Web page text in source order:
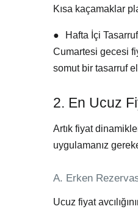
Kısa kaçamaklar
● Hafta İçi
Cumartesi gecesi
somut bir tasarruf
2. En Ucuz
Artık fiyat
uygulamanız
A. Erken
Ucuz fiyat